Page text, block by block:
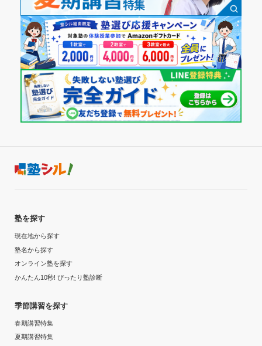
塾を探す
現在地から探す
塾名から探す
オンライン塾を探す
かんたん10秒! ぴったり塾診断
季節講習を探す
春期講習特集
夏期講習特集